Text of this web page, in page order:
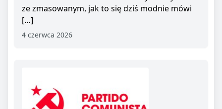
ze zmasowanym, jak to się dziś modnie mówi
[…]
4 czerwca 2026